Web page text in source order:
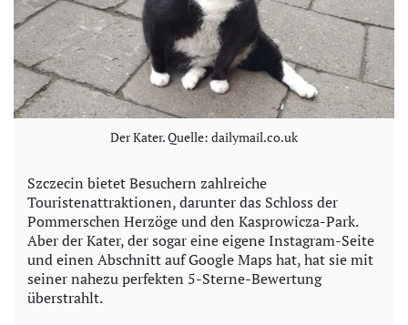
d
e
o
Der Kater. Quelle: dailymail.co.uk
Szczecin bietet Besuchern zahlreiche
Touristenattraktionen, darunter das Schloss der
Pommerschen Herzöge und den Kasprowicza-Park.
Aber der Kater, der sogar eine eigene Instagram-Seite
und einen Abschnitt auf Google Maps hat, hat sie mit
seiner nahezu perfekten 5-Sterne-Bewertung
überstrahlt.